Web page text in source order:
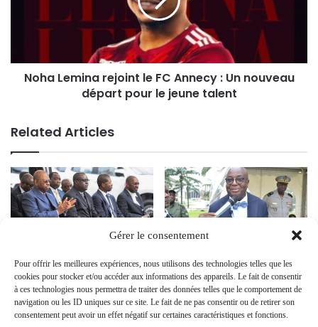
Gérer le consentement
Pour offrir les meilleures expériences, nous utilisons des technologies telles que les
cookies pour stocker et/ou accéder aux informations des appareils. Le fait de consentir
à ces technologies nous permettra de traiter des données telles que le comportement de
navigation ou les ID uniques sur ce site. Le fait de ne pas consentir ou de retirer son
consentement peut avoir un effet négatif sur certaines caractéristiques et fonctions.
Noha Lemina rejoint le FC Annecy : Un nouveau
départ pour le jeune talent
Related Articles
Reprise des opérations du RGPL
: le Bureau Central du
Recensement reçoit 20 véhicules
8 October 2024
Gabon : Adrien Nguema Mba
nommé délégué spécial de la
commune de Libreville
1 May 2025